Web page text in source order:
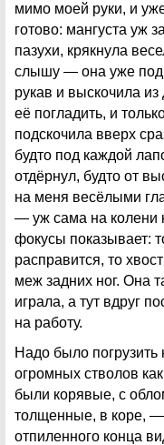
мимо моей руки, и
готово: мангуста уж
пазухи, крякнула
слышу — она уже под
рукав и выскочила
её погладить, и
подскочила вверх
будто под каждой
отдёрнул, будто от
на меня весёлыми
— уж сама на колени
фокусы показывает:
расправится, то
меж задних ног. Она
играла, а тут вдруг
на работу.
Надо было погрузить
огромных стволов
были корявые, с
толщенные, в коре, —
отпиленного конца